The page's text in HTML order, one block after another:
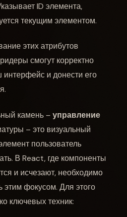
ID элемента,
текущим элементом.
этих атрибутов
смогут корректно
интерфейс и донести его
камень – управление
– это визуальный
пользователь
В React, где компоненты
и исчезают, необходимо
этим фокусом. Для этого
ключевых техник: